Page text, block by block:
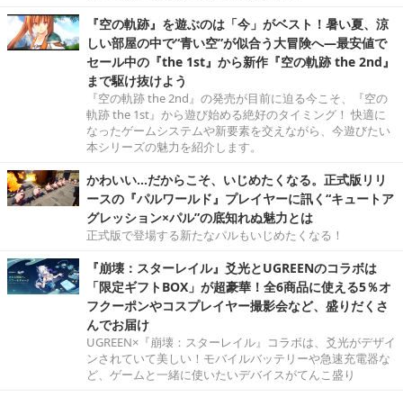
『空の軌跡』を遊ぶのは「今」がベスト！暑い夏、涼
しい部屋の中で“青い空”が似合う大冒険へ―最安値で
セール中の『the 1st』から新作『空の軌跡 the 2nd』
まで駆け抜けよう
『空の軌跡 the 2nd』の発売が目前に迫る今こそ、『空の
軌跡 the 1st』から遊び始める絶好のタイミング！ 快適に
なったゲームシステムや新要素を交えながら、今遊びたい
本シリーズの魅力を紹介します。
かわいい…だからこそ、いじめたくなる。正式版リリ
ースの『パルワールド』プレイヤーに訊く“キュートア
グレッション×パル”の底知れぬ魅力とは
正式版で登場する新たなパルもいじめたくなる！
『崩壊：スターレイル』爻光とUGREENのコラボは
「限定ギフトBOX」が超豪華！全6商品に使える5％オ
フクーポンやコスプレイヤー撮影会など、盛りだくさ
んでお届け
UGREEN×『崩壊：スターレイル』コラボは、爻光がデザイ
ンされていて美しい！モバイルバッテリーや急速充電器な
ど、ゲームと一緒に使いたいデバイスがてんこ盛り